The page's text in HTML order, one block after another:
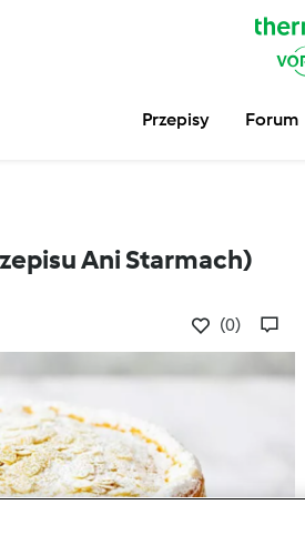
Przepisy Forum
Ani Starmach)
(0)